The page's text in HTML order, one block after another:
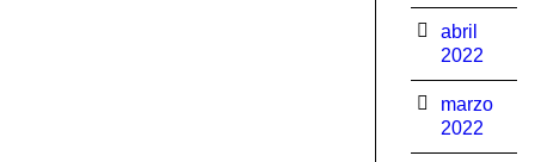
abril
2022
marzo
2022